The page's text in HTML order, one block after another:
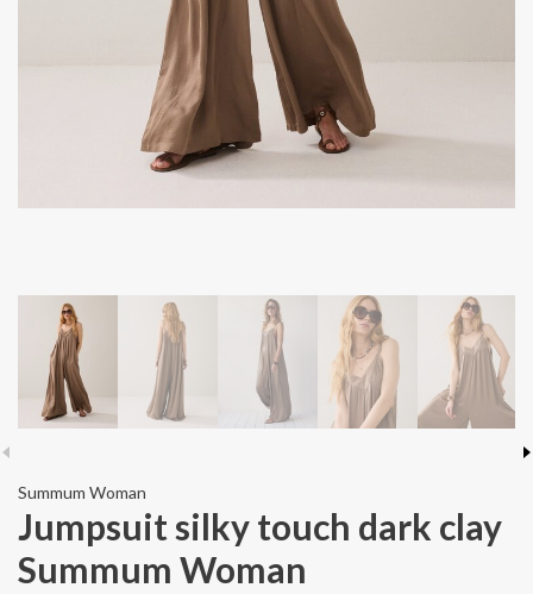
Summum Woman
Jumpsuit silky touch dark clay
Summum Woman